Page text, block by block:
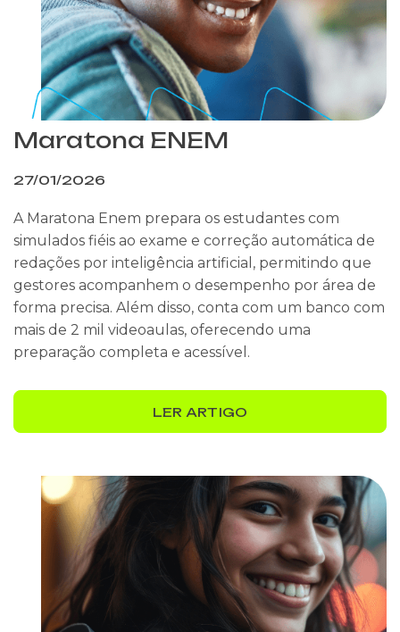
Maratona ENEM
27/01/2026
A Maratona Enem prepara os estudantes com
simulados fiéis ao exame e correção automática de
redações por inteligência artificial, permitindo que
gestores acompanhem o desempenho por área de
forma precisa. Além disso, conta com um banco com
mais de 2 mil videoaulas, oferecendo uma
preparação completa e acessível.
LER ARTIGO